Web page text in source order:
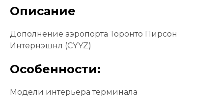
Описание
Дополнение аэропорта Торонто Пирсон
Интернэшнл (CYYZ)
Особенности:
Модели интерьера терминала